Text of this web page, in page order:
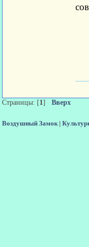
Страницы: [1] Вверх
Воздушный Замок|